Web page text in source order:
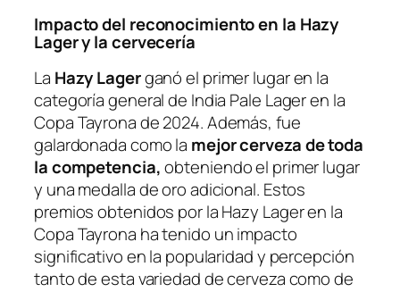
Impacto del reconocimiento en la Hazy
Lager y la cervecería
La Hazy Lagerganó el primer lugar en la
categoría general de India Pale Lager en la
Copa Tayrona de 2024. Además, fue
galardonada como la mejor cerveza de toda
la competencia,obteniendo el primer lugar
y una medalla de oro adicional. Estos
premios obtenidos por la Hazy Lager en la
Copa Tayrona ha tenido un impacto
significativo en la popularidad y percepción
tanto de esta variedad de cerveza como de